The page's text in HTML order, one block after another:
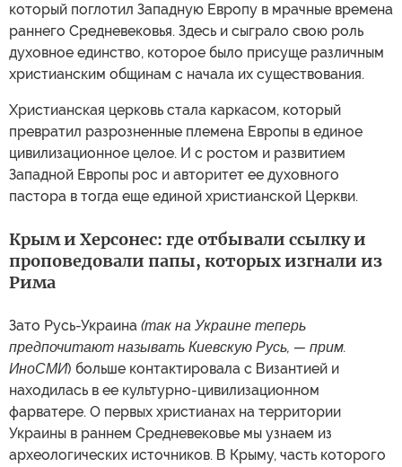
который поглотил Западную Европу в мрачные времена
раннего Средневековья. Здесь и сыграло свою роль
духовное единство, которое было присуще различным
христианским общинам с начала их существования.
Христианская церковь стала каркасом, который
превратил разрозненные племена Европы в единое
цивилизационное целое. И с ростом и развитием
Западной Европы рос и авторитет ее духовного
пастора в тогда еще единой христианской Церкви.
Крым и Херсонес: где отбывали ссылку и
проповедовали папы, которых изгнали из
Рима
Зато Русь-Украина (так на Украине теперь
предпочитают называть Киевскую Русь, — прим.
ИноСМИ) больше контактировала с Византией и
находилась в ее культурно-цивилизационном
фарватере. О первых христианах на территории
Украины в раннем Средневековье мы узнаем из
археологических источников. В Крыму, часть которого